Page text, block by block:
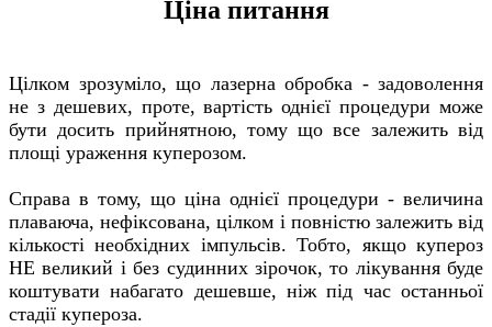
Ціна питання
Цілком зрозуміло, що лазерна обробка - задоволення
не з дешевих, проте, вартість однієї процедури може
бути досить прийнятною, тому що все залежить від
площі ураження куперозом.
Справа в тому, що ціна однієї процедури - величина
плаваюча, нефіксована, цілком і повністю залежить від
кількості необхідних імпульсів. Тобто, якщо купероз
НЕ великий і без судинних зірочок, то лікування буде
коштувати набагато дешевше, ніж під час останньої
стадії купероза.